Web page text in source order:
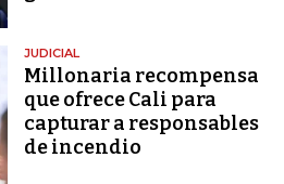
JUDICIAL
Millonaria recompensa
que ofrece Cali para
capturar a responsables
de incendio